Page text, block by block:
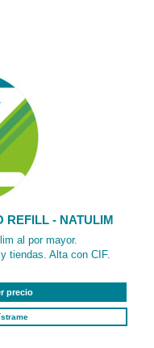
REFILL - NATULIM
al por mayor.
tiendas. Alta con CIF.
precio